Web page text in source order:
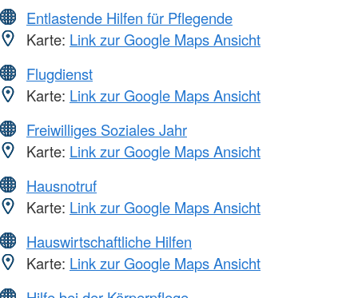
Entlastende Hilfen für Pflegende
Karte: Link zur Google Maps Ansicht
Flugdienst
Karte: Link zur Google Maps Ansicht
Freiwilliges Soziales Jahr
Karte: Link zur Google Maps Ansicht
Hausnotruf
Karte: Link zur Google Maps Ansicht
Hauswirtschaftliche Hilfen
Karte: Link zur Google Maps Ansicht